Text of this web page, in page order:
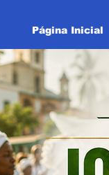
Página Inicial